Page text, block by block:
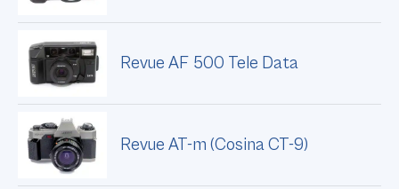
Revue AF 500 Tele Data
Revue AT-m (Cosina CT-9)